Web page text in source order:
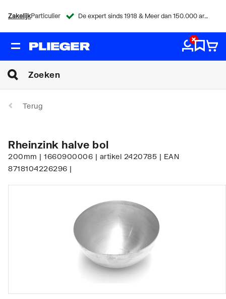
ZakelijkParticulier De expert sinds 1918 & Meer dan 150.000 artikelen
Terug
Rheinzink halve bol
200mm | 1660900006 | artikel 2420785 | EAN
8718104226296 |